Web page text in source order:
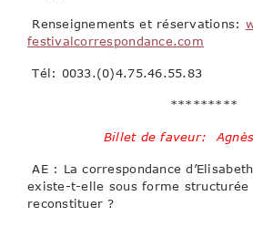
Renseignements et réservations:
festivalcorrespondance.com
Tél: 0033.(0)4.75.46.55.83
*********
Billet de faveur:
AE : La correspondance
existe-t-elle sous forme structurée
reconstituer ?